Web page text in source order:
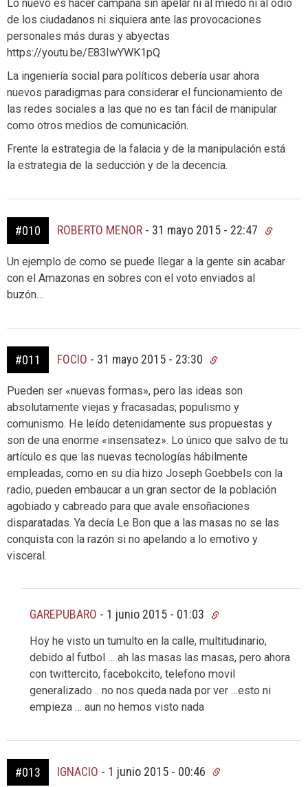
Lo nuevo es hacer campaña sin apelar ni al miedo ni al odio
de los ciudadanos ni siquiera ante las provocaciones
personales más duras y abyectas
https://youtu.be/E83IwYWK1pQ
La ingeniería social para políticos debería usar ahora
nuevos paradigmas para considerar el funcionamiento de
las redes sociales a las que no es tan fácil de manipular
como otros medios de comunicación.
Frente la estrategia de la falacia y de la manipulación está
la estrategia de la seducción y de la decencia.
#010 ROBERTO MENOR - 31 mayo 2015 - 22:47
Un ejemplo de como se puede llegar a la gente sin acabar
con el Amazonas en sobres con el voto enviados al
buzón…
#011 FOCIO - 31 mayo 2015 - 23:30
Pueden ser «nuevas formas», pero las ideas son
absolutamente viejas y fracasadas; populismo y
comunismo. He leído detenidamente sus propuestas y
son de una enorme «insensatez». Lo único que salvo de tu
artículo es que las nuevas tecnologías hábilmente
empleadas, como en su día hizo Joseph Goebbels con la
radio, pueden embaucar a un gran sector de la población
agobiado y cabreado para que avale ensoñaciones
disparatadas. Ya decía Le Bon que a las masas no se las
conquista con la razón si no apelando a lo emotivo y
visceral.
GAREPUBARO - 1 junio 2015 - 01:03
Hoy he visto un tumulto en la calle, multitudinario,
debido al futbol … ah las masas las masas, pero ahora
con twittercito, facebokcito, telefono movil
generalizado .. no nos queda nada por ver …esto ni
empieza … aun no hemos visto nada
#013 IGNACIO - 1 junio 2015 - 00:46